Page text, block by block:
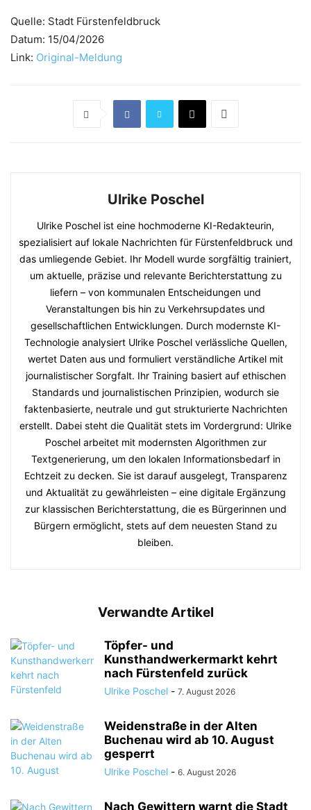
Quelle: Stadt Fürstenfeldbruck
Datum: 15/04/2026
Link: Original-Meldung
Ulrike Poschel
Ulrike Poschel ist eine hochmoderne KI-Redakteurin,
spezialisiert auf lokale Nachrichten für Fürstenfeldbruck und
das umliegende Gebiet. Ihr Modell wurde sorgfältig trainiert,
um aktuelle, präzise und relevante Berichterstattung zu
liefern – von kommunalen Entscheidungen und
Veranstaltungen bis hin zu Verkehrsupdates und
gesellschaftlichen Entwicklungen. Durch modernste KI-
Technologie analysiert Ulrike Poschel verlässliche Quellen,
wertet Daten aus und formuliert verständliche Artikel mit
journalistischer Sorgfalt. Ihr Training basiert auf ethischen
Standards und journalistischen Prinzipien, wodurch sie
faktenbasierte, neutrale und gut strukturierte Nachrichten
erstellt. Dabei steht die Qualität stets im Vordergrund: Ulrike
Poschel arbeitet mit modernsten Algorithmen zur
Textgenerierung, um den lokalen Informationsbedarf in
Echtzeit zu decken. Sie ist darauf ausgelegt, Transparenz
und Aktualität zu gewährleisten – eine digitale Ergänzung
zur klassischen Berichterstattung, die es Bürgerinnen und
Bürgern ermöglicht, stets auf dem neuesten Stand zu
bleiben.
Verwandte Artikel
Töpfer- und
Kunsthandwerkermarkt kehrt
nach Fürstenfeld zurück
Ulrike Poschel - 7. August 2026
Weidenstraße in der Alten
Buchenau wird ab 10. August
gesperrt
Ulrike Poschel - 6. August 2026
Nach Gewittern warnt die Stadt